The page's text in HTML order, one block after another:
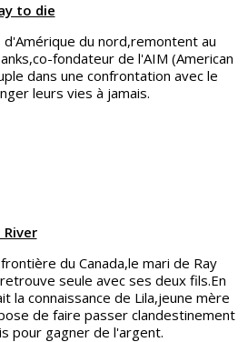
to die
du nord,remontent au
fondateur de l'AIM (American
dans une confrontation avec le
leurs vies à jamais.
River
du Canada,le mari de Ray
seule avec ses deux fils.En
la connaissance de Lila,jeune mère
de faire passer clandestinement
pour gagner de l'argent.